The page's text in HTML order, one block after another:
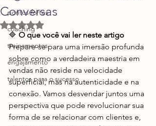
pontos fortes
coaching
treinamentos
engajamento
talentos para o sucesso
Conversas
Avaliado com NaN de 5 estrelas.
🔷 O que você vai ler neste artigo
Prepare-se para uma imersão profunda
sobre como a verdadeira maestria em
vendas não reside na velocidade
superficial, mas na autenticidade e na
conexão. Vamos desvendar juntos uma
perspectiva que pode revolucionar sua
forma de se relacionar com clientes e,